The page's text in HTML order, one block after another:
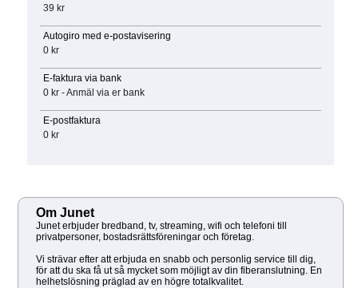
39 kr
Autogiro med e-postavisering
0 kr
E-faktura via bank
0 kr - Anmäl via er bank
E-postfaktura
0 kr
Om Junet
Junet erbjuder bredband, tv, streaming, wifi och telefoni till
privatpersoner, bostadsrättsföreningar och företag.
Vi strävar efter att erbjuda en snabb och personlig service till dig,
för att du ska få ut så mycket som möjligt av din fiberanslutning. En
helhetslösning präglad av en högre totalkvalitet.